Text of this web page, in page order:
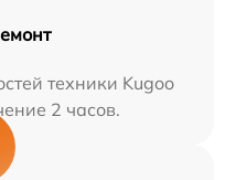
техники Kugoo
2 часов.